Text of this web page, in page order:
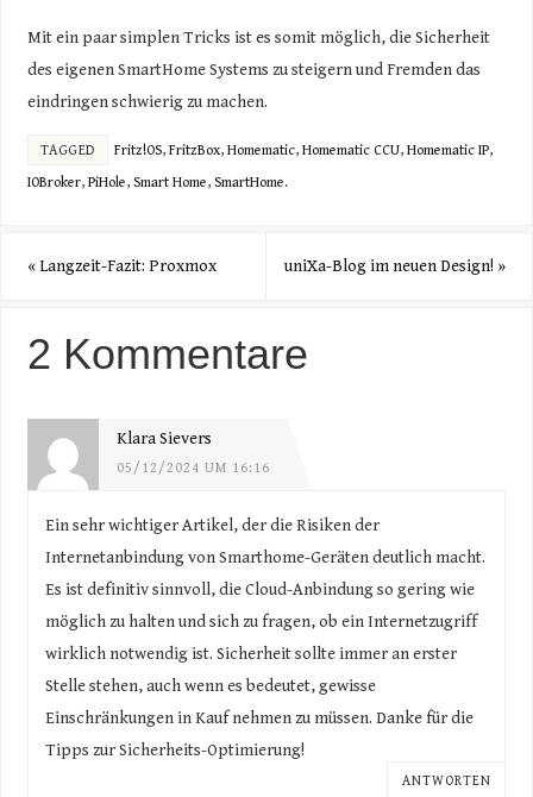
Mit ein paar simplen Tricks ist es somit möglich, die Sicherheit
des eigenen SmartHome Systems zu steigern und Fremden das
eindringen schwierig zu machen.
TAGGED Fritz!OS, FritzBox, Homematic, Homematic CCU, Homematic IP,
IOBroker, PiHole, Smart Home, SmartHome.
«Langzeit-Fazit: Proxmox uniXa-Blog im neuen Design! »
2 Kommentare
Klara Sievers
05/12/2024 UM 16:16
Ein sehr wichtiger Artikel, der die Risiken der
Internetanbindung von Smarthome-Geräten deutlich macht.
Es ist definitiv sinnvoll, die Cloud-Anbindung so gering wie
möglich zu halten und sich zu fragen, ob ein Internetzugriff
wirklich notwendig ist. Sicherheit sollte immer an erster
Stelle stehen, auch wenn es bedeutet, gewisse
Einschränkungen in Kauf nehmen zu müssen. Danke für die
Tipps zur Sicherheits-Optimierung!
ANTWORTEN